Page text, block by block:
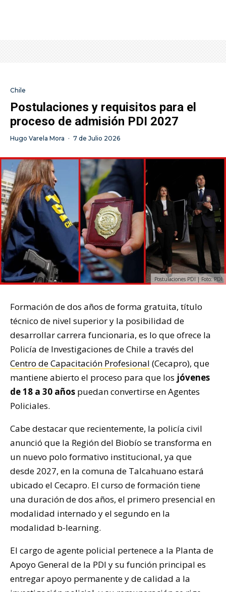
Chile
Postulaciones y requisitos para el
proceso de admisión PDI 2027
Hugo Varela Mora · 7 de Julio 2026
Postulaciones PDI | Foto: PDI
Formación de dos años de forma gratuita, título
técnico de nivel superior y la posibilidad de
desarrollar carrera funcionaria, es lo que ofrece la
Policía de Investigaciones de Chile a través del
Centro de Capacitación Profesional (Cecapro), que
mantiene abierto el proceso para que los jóvenes
de 18 a 30 años puedan convertirse en Agentes
Policiales.
Cabe destacar que recientemente, la policía civil
anunció que la Región del Biobío se transforma en
un nuevo polo formativo institucional, ya que
desde 2027, en la comuna de Talcahuano estará
ubicado el Cecapro. El curso de formación tiene
una duración de dos años, el primero presencial en
modalidad internado y el segundo en la
modalidad b-learning.
El cargo de agente policial pertenece a la Planta de
Apoyo General de la PDI y su función principal es
entregar apoyo permanente y de calidad a la